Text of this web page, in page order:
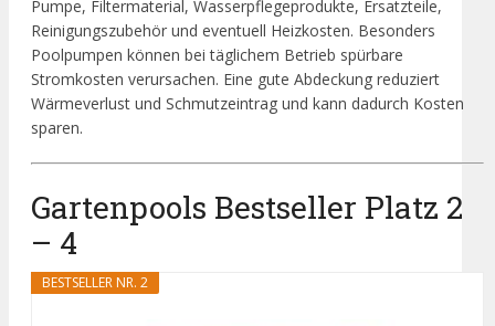
Pumpe, Filtermaterial, Wasserpflegeprodukte, Ersatzteile,
Reinigungszubehör und eventuell Heizkosten. Besonders
Poolpumpen können bei täglichem Betrieb spürbare
Stromkosten verursachen. Eine gute Abdeckung reduziert
Wärmeverlust und Schmutzeintrag und kann dadurch Kosten
sparen.
Gartenpools Bestseller Platz 2
– 4
BESTSELLER NR. 2